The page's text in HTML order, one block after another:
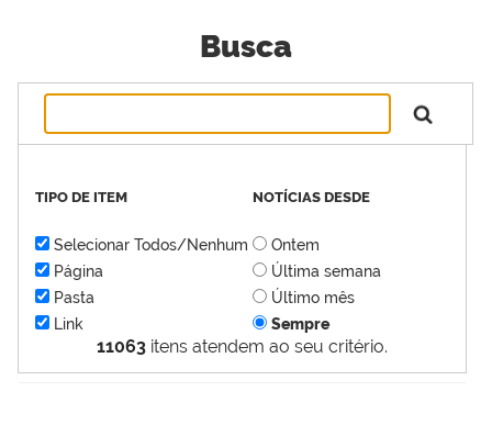
Busca
11063 itens atendem ao seu critério.
TIPO DE ITEM
Selecionar Todos/Nenhum
Página
Pasta
Link
NOTÍCIAS DESDE
Ontem
Última semana
Último mês
Sempre